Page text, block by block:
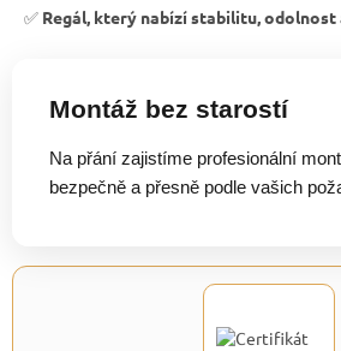
✅ Regál, který nabízí stabilitu,
Montáž bez starostí
Na přání zajistíme profesionální
bezpečně a přesně podle vašich